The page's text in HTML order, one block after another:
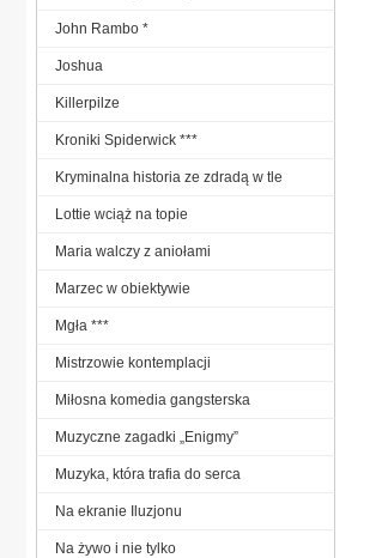
John Rambo *
Joshua
Killerpilze
Kroniki Spiderwick ***
Kryminalna historia ze zdradą w tle
Lottie wciąż na topie
Maria walczy z aniołami
Marzec w obiektywie
Mgła ***
Mistrzowie kontemplacji
Miłosna komedia gangsterska
Muzyczne zagadki „Enigmy”
Muzyka, która trafia do serca
Na ekranie Iluzjonu
Na żywo i nie tylko